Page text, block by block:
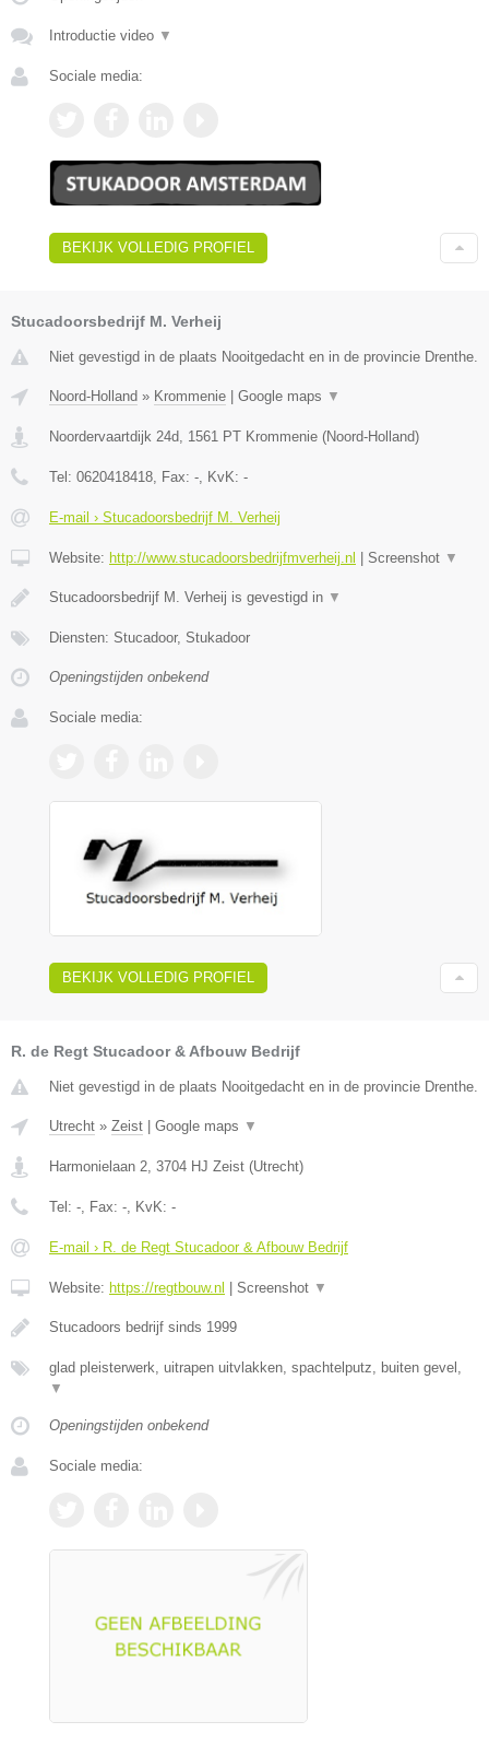
Introductie video ▼
Sociale media:
BEKIJK VOLLEDIG PROFIEL
Stucadoorsbedrijf M. Verheij
Niet gevestigd in de plaats Nooitgedacht en in de provincie Drenthe.
Noord-Holland » Krommenie Google maps ▼
Noordervaartdijk 24d, 1561 PT Krommenie (Noord-Holland)
Tel: 0620418418, Fax: -, KvK: -
E-mail › Stucadoorsbedrijf M. Verheij
Website: http://www.stucadoorsbedrijfmverheij.nl Screenshot ▼
Stucadoorsbedrijf M. Verheij is gevestigd in ▼
Diensten: Stucadoor, Stukadoor
Openingstijden onbekend
Sociale media:
BEKIJK VOLLEDIG PROFIEL
R. de Regt Stucadoor & Afbouw Bedrijf
Niet gevestigd in de plaats Nooitgedacht en in de provincie Drenthe.
Utrecht » Zeist Google maps ▼
Harmonielaan 2, 3704 HJ Zeist (Utrecht)
Tel: -, Fax: -, KvK: -
E-mail › R. de Regt Stucadoor & Afbouw Bedrijf
Website: https://regtbouw.nl Screenshot ▼
Stucadoors bedrijf sinds 1999
glad pleisterwerk, uitrapen uitvlakken, spachtelputz, buiten gevel,
▼
Openingstijden onbekend
Sociale media: